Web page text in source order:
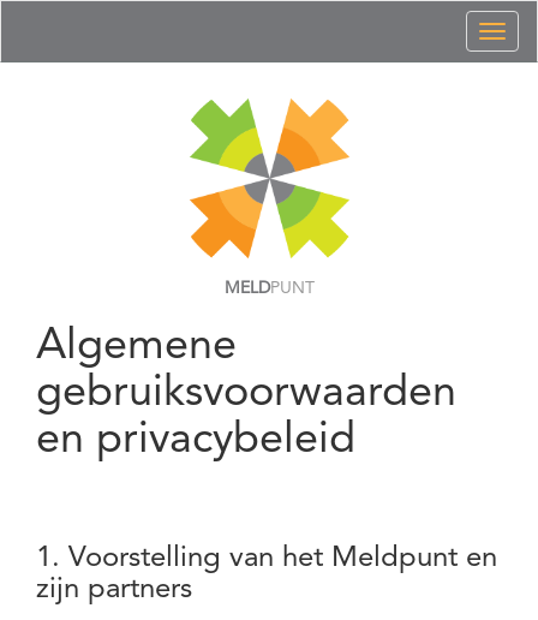
MELDPUNT
Algemene
gebruiksvoorwaarden
en privacybeleid
1. Voorstelling van het Meldpunt en
zijn partners